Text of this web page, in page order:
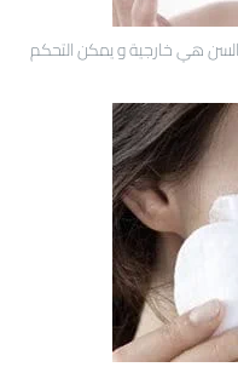
التقدم بالسن هي خارجية و يمكن التحكم